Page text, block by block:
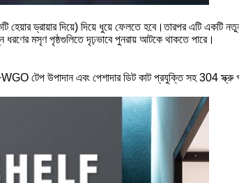
ড্রায়ার দিয়ে) দিয়ে ধুয়ে ফেলতে হবে।তারপর এটি একটি নতুন
ধরণের মসৃণ পৃষ্ঠগুলিতে দৃঢ়ভাবে পুনরায় আটকে থাকতে পারে।
টেপ উপাদান এবং পেশাদার ডিট কাট প্রযুক্তি সহ 304 স্ক্রু